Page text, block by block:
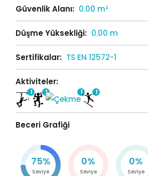
Güvenlik Alanı: 0.00 m²
Düşme Yüksekliği: 0.00 m
Sertifikalar: TS EN 12572-1
Aktiviteler:
1 1 1 1
Beceri Grafiği
75%
Seviye
0%
Seviye
0%
Seviye